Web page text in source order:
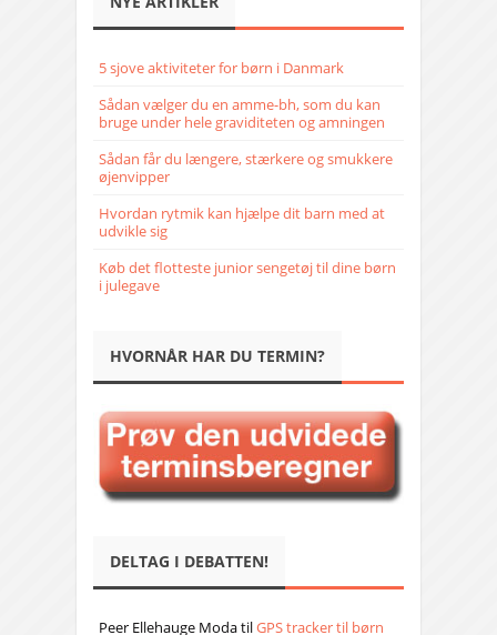
5 sjove aktiviteter for børn i Danmark
Sådan vælger du en amme-bh, som du kan
bruge under hele graviditeten og amningen
Sådan får du længere, stærkere og smukkere
øjenvipper
Hvordan rytmik kan hjælpe dit barn med at
udvikle sig
Køb det flotteste junior sengetøj til dine børn
i julegave
HVORNÅR HAR DU TERMIN?
DELTAG I DEBATTEN!
Peer Ellehauge ModatilGPS tracker til børn